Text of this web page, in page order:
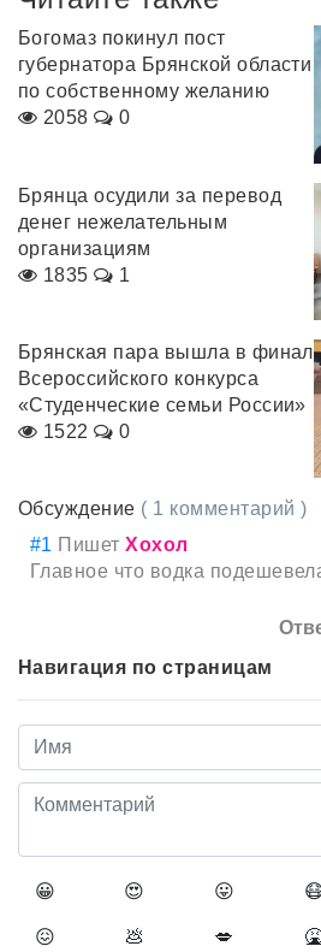
Богомаз покинул пост
губернатора Брянской области
по собственному желанию
2058
0
Брянца осудили за перевод
денег нежелательным
организациям
1835
1
Брянская пара вышла в финал
Всероссийского конкурса
«Студенческие семьи России»
1522
0
Обсуждение ( 1 комментарий )
#1 ПишетХохол
Главное что водка
Навигация по страницам
😀 😍 😛
😖 💩 💋